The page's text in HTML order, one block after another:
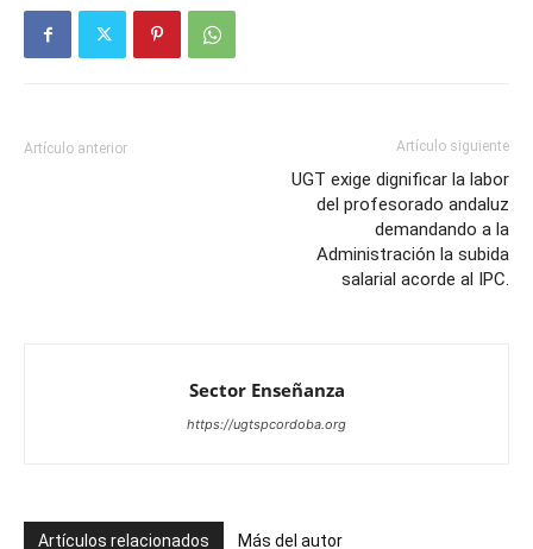
Artículo anterior Artículo siguiente
UGT exige dignificar la labor
del profesorado andaluz
demandando a la
Administración la subida
salarial acorde al IPC.
Sector Enseñanza
https://ugtspcordoba.org
Artículos relacionados Más del autor